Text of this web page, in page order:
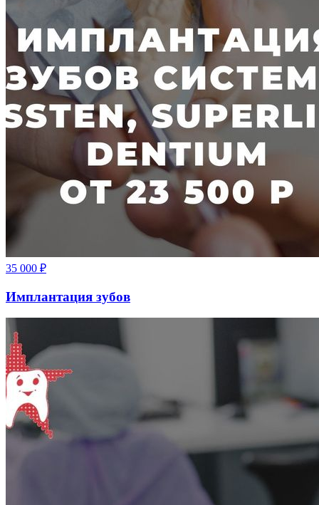
35 000 ₽
Имплантация зубов